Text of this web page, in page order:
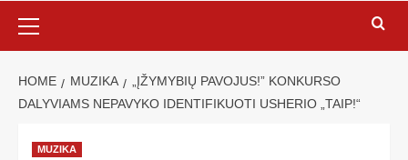
HOME MUZIKA
„ĮŽYMYBIŲ PAVOJUS!” KONKURSO
DALYVIAMS NEPAVYKO IDENTIFIKUOTI USHERIO „TAIP!“
MUZIKA